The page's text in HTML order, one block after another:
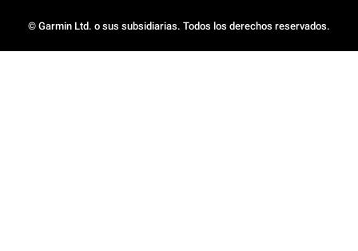
© Garmin Ltd. o sus subsidiarias. Todos los derechos reservados.